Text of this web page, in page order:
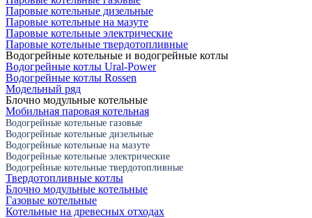
Паровые котельные дизельные
Паровые котельные на мазуте
Паровые котельные электрические
Паровые котельные твердотопливные
Водогрейные котельные и водогрейные котлы
Водогрейные котлы Ural-Power
Водогрейные котлы Rossen
Модельный ряд
Блочно модульные котельные
Мобильная паровая котельная
Водогрейные котельные газовые
Водогрейные котельные дизельные
Водогрейные котельные на мазуте
Водогрейные котельные электрические
Водогрейные котельные твердотопливные
Твердотопливные котлы
Блочно модульные котельные
Газовые котельные
Котельные на древесных отходах